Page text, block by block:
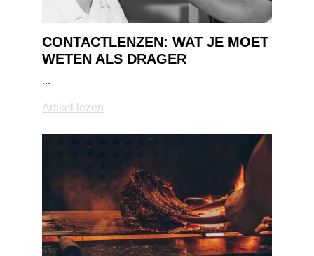
CONTACTLENZEN: WAT JE MOET
WETEN ALS DRAGER
...
Artikel lezen